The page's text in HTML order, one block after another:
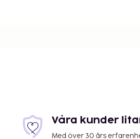
Våra kunder
Med över 30 års